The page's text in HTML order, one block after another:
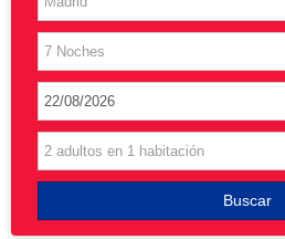
Islas
Caribe
Grandes Viajes
Buscar